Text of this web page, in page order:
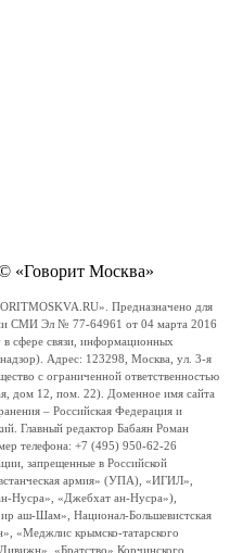
«Говорит Москва»
Предназначено для
СМИ Эл № 77-64961 от 04 марта 2016
сфере связи, информационных
Адрес: 123298, Москва, ул. 3-я
с ограниченной ответственностью
дом 12, пом. 22). Доменное имя сайта
– Российская Федерация и
Главный редактор Бабаян Роман
телефона: +7 (495) 950-62-26
запрещенные в Российской
армия» (УПА), «ИГИЛ»,
Нусра», «Джебхат ан-Нусра»),
аш-Шам», Национал-Большевистская
«Меджлис крымско-татарского
«Братство» Корчинского,